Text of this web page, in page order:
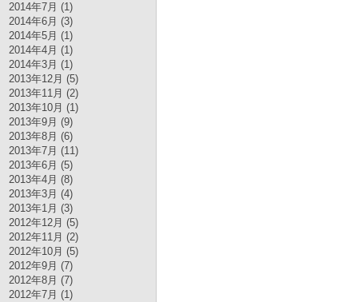
2014年7月 (1)
2014年6月 (3)
2014年5月 (1)
2014年4月 (1)
2014年3月 (1)
2013年12月 (5)
2013年11月 (2)
2013年10月 (1)
2013年9月 (9)
2013年8月 (6)
2013年7月 (11)
2013年6月 (5)
2013年4月 (8)
2013年3月 (4)
2013年1月 (3)
2012年12月 (5)
2012年11月 (2)
2012年10月 (5)
2012年9月 (7)
2012年8月 (7)
2012年7月 (1)